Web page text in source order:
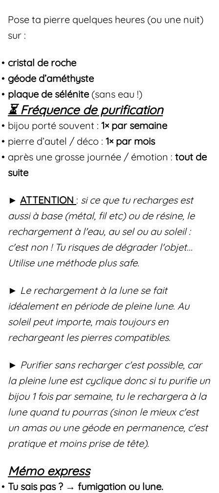
Pose ta pierre quelques heures (ou une nuit)
sur :
cristal de roche
géode d’améthyste
plaque de sélénite (sans eau !)
⏳ Fréquence de purification
bijou porté souvent : 1× par semaine
pierre d’autel / déco : 1× par mois
après une grosse journée / émotion : tout de
suite
► ATTENTION : si ce que tu recharges est
aussi à base (métal, fil etc) ou de résine, le
rechargement à l'eau, au sel ou au soleil :
c'est non ! Tu risques de dégrader l'objet...
Utilise une méthode plus safe.
► Le rechargement à la lune se fait
idéalement en période de pleine lune. Au
soleil peut importe, mais toujours en
rechargeant les pierres compatibles.
► Purifier sans recharger c'est possible, car
la pleine lune est cyclique donc si tu purifie un
bijou 1 fois par semaine, tu le rechargera à la
lune quand tu pourras (sinon le mieux c'est
un amas ou une géode en permanence, c'est
pratique et moins prise de tête).
Mémo express
Tu sais pas ? → fumigation ou lune.